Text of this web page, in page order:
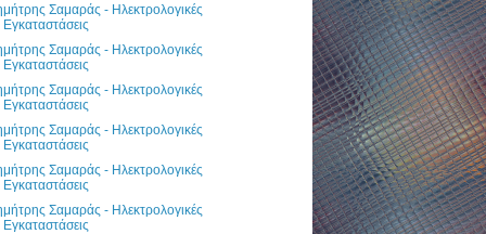
Σαμαράς - Ηλεκτρολογικές
Εγκαταστάσεις
Σαμαράς - Ηλεκτρολογικές
Εγκαταστάσεις
Σαμαράς - Ηλεκτρολογικές
Εγκαταστάσεις
Σαμαράς - Ηλεκτρολογικές
Εγκαταστάσεις
Σαμαράς - Ηλεκτρολογικές
Εγκαταστάσεις
Σαμαράς - Ηλεκτρολογικές
Εγκαταστάσεις